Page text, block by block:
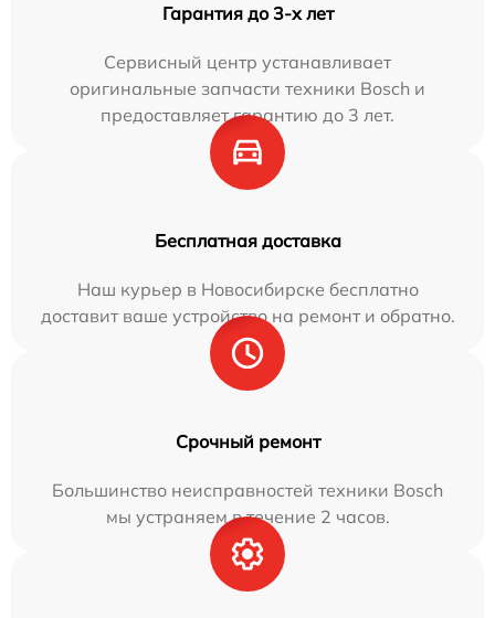
Гарантия до 3-х лет
Сервисный центр устанавливает
оригинальные запчасти техники Bosch и
предоставляет гарантию до 3 лет.
Бесплатная доставка
Наш курьер в Новосибирске бесплатно
доставит ваше устройство на ремонт и обратно.
Срочный ремонт
Большинство неисправностей техники Bosch
мы устраняем в течение 2 часов.